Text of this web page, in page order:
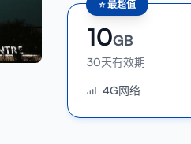
⭐最超值
10GB
30天有效期
4G网络